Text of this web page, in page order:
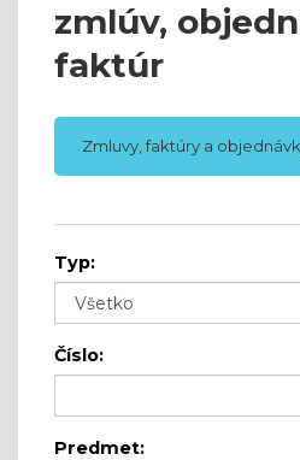
zmlúv,
faktúr
Zmluvy, faktúry a
Typ:
Číslo:
Predmet: